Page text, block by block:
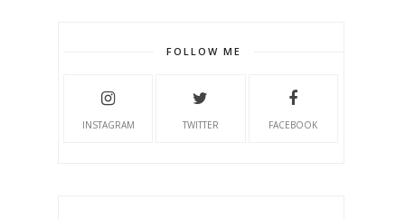
FOLLOW ME
INSTAGRAM TWITTER FACEBOOK